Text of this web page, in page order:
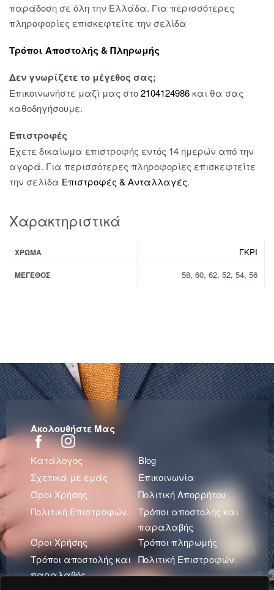
παράδοση σε όλη την Ελλάδα. Για περισσότερες
πληροφορίες επισκεφτείτε την σελίδα
Τρόποι Αποστολής & Πληρωμής
Δεν γνωρίζετε το μέγεθος σας;
Επικοινωνήστε μαζί μας στο2104124986και θα σας
καθοδηγήσουμε.
Επιστροφές
Έχετε δικαίωμα επιστροφής εντός 14 ημερών από την
αγορά. Για περισσότερες πληροφορίες επισκεφτείτε
την σελίδα Επιστροφές & Ανταλλαγές.
Χαρακτηριστικά
ΧΡΏΜΑ ΓΚΡΙ
ΜΈΓΕΘΟΣ 58, 60, 62, 52, 54, 56
Ακολουθήστε Μας
Κατάλογος
Blog
Σχετικά με εμάς
Επικοινωνία
Όροι Χρήσης
Πολιτική Απορρήτου
Πολιτική Επιστροφών.
Τρόποι αποστολής και
παραλαβής
Όροι Χρήσης
Τρόποι πληρωμής
Τρόποι αποστολής και
παραλαβής
Πολιτική Επιστροφών.